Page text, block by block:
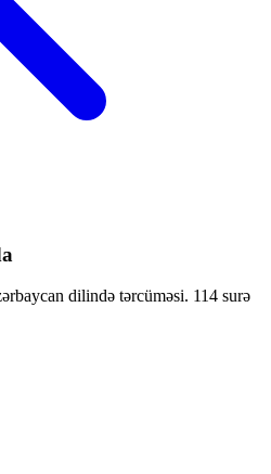
dilində tərcüməsi. 114 surə